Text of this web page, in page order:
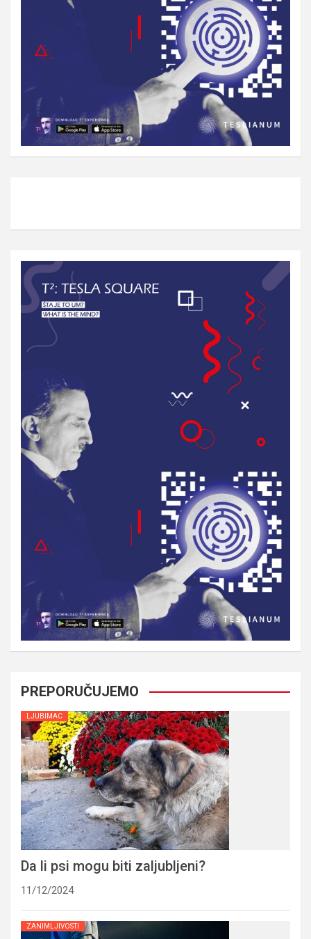
PREPORUČUJEMO
LJUBIMAC
Da li psi mogu biti zaljubljeni?
11/12/2024
ZANIMLJIVOSTI